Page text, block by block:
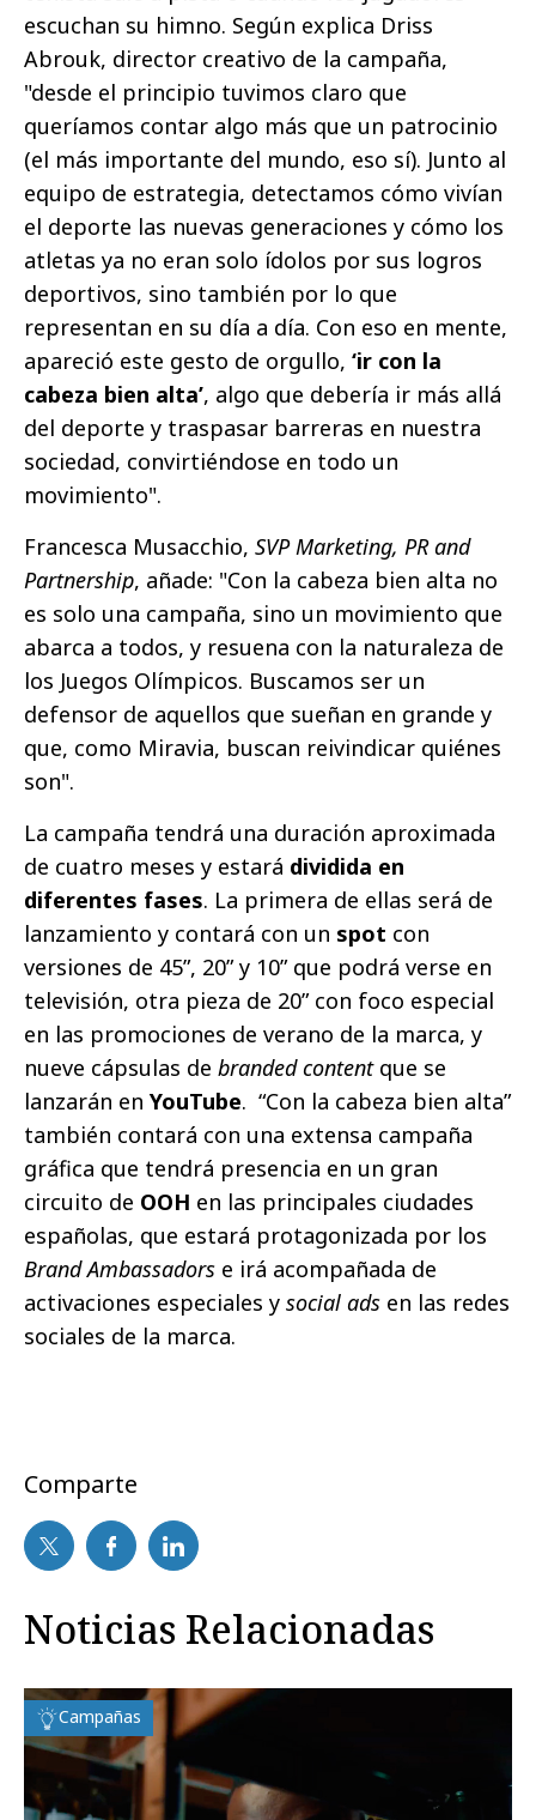
escuchan su himno. Según explica Driss
Abrouk, director creativo de la campaña,
"desde el principio tuvimos claro que
queríamos contar algo más que un patrocinio
(el más importante del mundo, eso sí). Junto al
equipo de estrategia, detectamos cómo vivían
el deporte las nuevas generaciones y cómo los
atletas ya no eran solo ídolos por sus logros
deportivos, sino también por lo que
representan en su día a día. Con eso en mente,
apareció este gesto de orgullo, ‘ir con la
cabeza bien alta’, algo que debería ir más allá
del deporte y traspasar barreras en nuestra
sociedad, convirtiéndose en todo un
movimiento".
Francesca Musacchio, SVP Marketing, PR and
Partnership, añade: "Con la cabeza bien alta no
es solo una campaña, sino un movimiento que
abarca a todos, y resuena con la naturaleza de
los Juegos Olímpicos. Buscamos ser un
defensor de aquellos que sueñan en grande y
que, como Miravia, buscan reivindicar quiénes
son".
La campaña tendrá una duración aproximada
de cuatro meses y estará dividida en
diferentes fases. La primera de ellas será de
lanzamiento y contará con un spot con
versiones de 45”, 20” y 10” que podrá verse en
televisión, otra pieza de 20” con foco especial
en las promociones de verano de la marca, y
nueve cápsulas de branded contentque se
lanzarán en YouTube. “Con la cabeza bien alta”
también contará con una extensa campaña
gráfica que tendrá presencia en un gran
circuito de OOH en las principales ciudades
españolas, que estará protagonizada por los
Brand Ambassadors e irá acompañada de
activaciones especiales y social ads en las redes
sociales de la marca.
Comparte
Noticias Relacionadas
Campañas